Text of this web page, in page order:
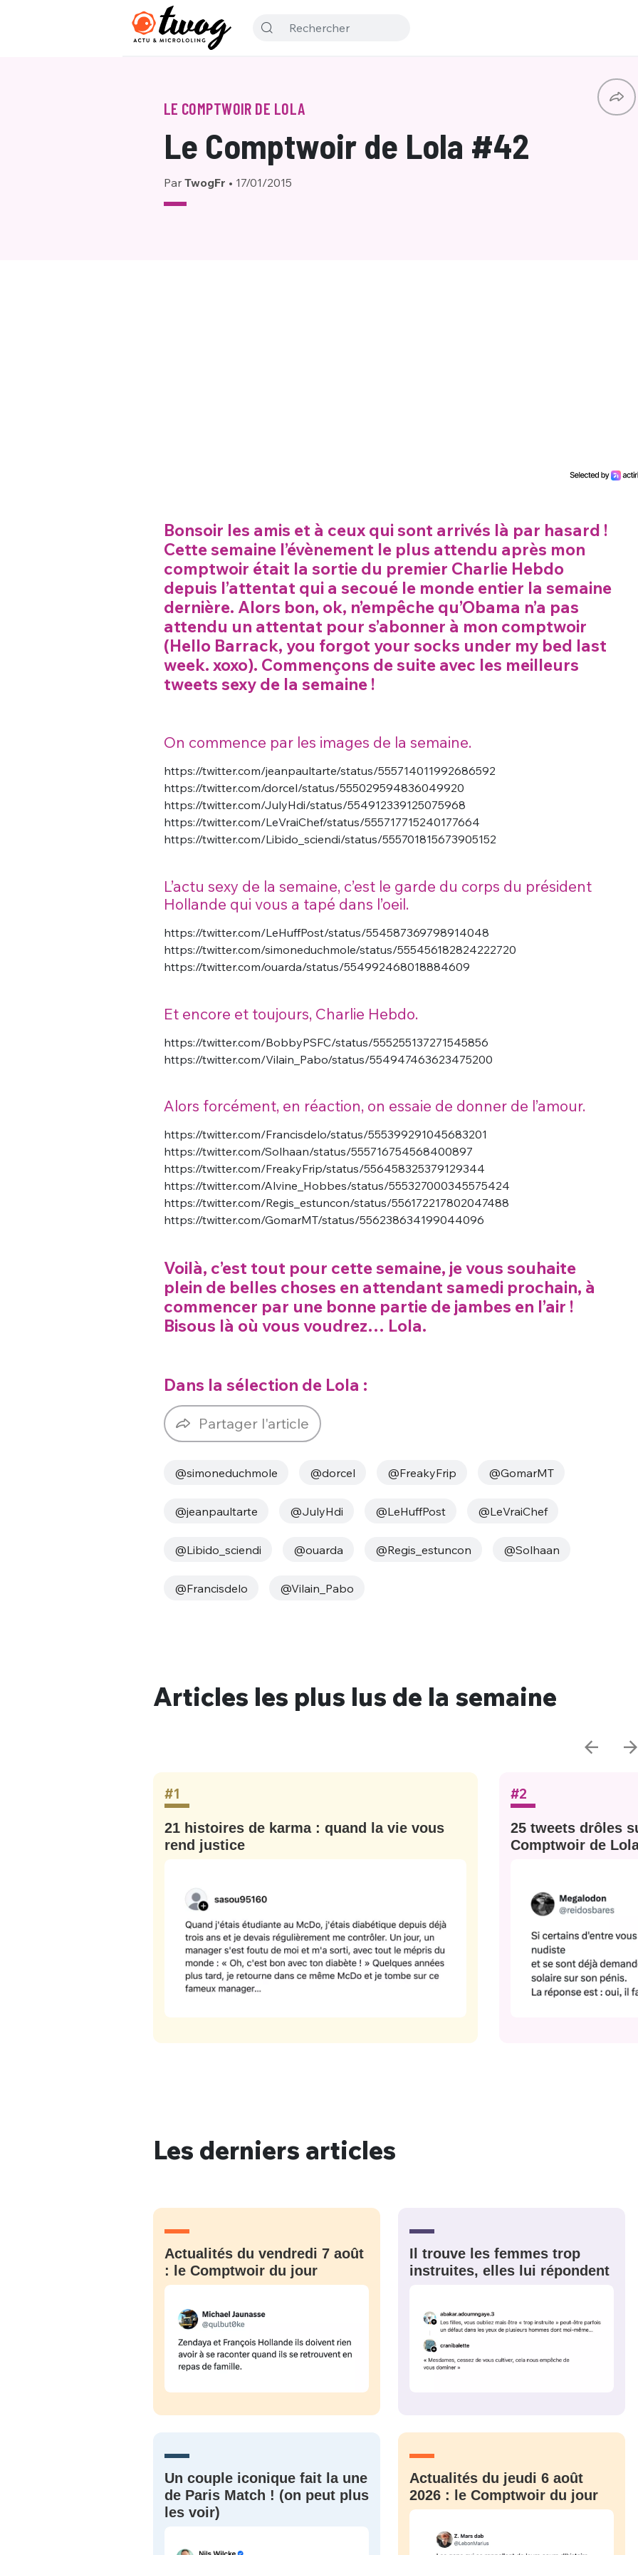
LE COMPTWOIR DE LOLA
Le Comptwoir de Lola #42
Par TwogFr • 17/01/2015
Bonsoir les amis et à ceux qui sont arrivés là par hasard !
Cette semaine l’évènement le plus attendu après mon
comptwoir était la sortie du premier Charlie Hebdo
depuis l’attentat qui a secoué le monde entier la semaine
dernière. Alors bon, ok, n’empêche qu’Obama n’a pas
attendu un attentat pour s’abonner à mon comptwoir
(Hello Barrack, you forgot your socks under my bed last
week. xoxo). Commençons de suite avec les meilleurs
tweets sexy de la semaine !
On commence par les images de la semaine.
https://twitter.com/jeanpaultarte/status/555714011992686592
https://twitter.com/dorcel/status/555029594836049920
https://twitter.com/JulyHdi/status/554912339125075968
https://twitter.com/LeVraiChef/status/555717715240177664
https://twitter.com/Libido_sciendi/status/555701815673905152
L’actu sexy de la semaine, c’est le garde du corps du président
Hollande qui vous a tapé dans l’oeil.
https://twitter.com/LeHuffPost/status/554587369798914048
https://twitter.com/simoneduchmole/status/555456182824222720
https://twitter.com/ouarda/status/554992468018884609
Et encore et toujours, Charlie Hebdo.
https://twitter.com/BobbyPSFC/status/555255137271545856
https://twitter.com/Vilain_Pabo/status/554947463623475200
Alors forcément, en réaction, on essaie de donner de l’amour.
https://twitter.com/Francisdelo/status/555399291045683201
https://twitter.com/Solhaan/status/555716754568400897
https://twitter.com/FreakyFrip/status/556458325379129344
https://twitter.com/Alvine_Hobbes/status/555327000345575424
https://twitter.com/Regis_estuncon/status/556172217802047488
https://twitter.com/GomarMT/status/556238634199044096
Voilà, c’est tout pour cette semaine, je vous souhaite
plein de belles choses en attendant samedi prochain, à
commencer par une bonne partie de jambes en l’air !
Bisous là où vous voudrez… Lola.
Dans la sélection de Lola :
Partager l'article
@simoneduchmole @dorcel @FreakyFrip @GomarMT
@jeanpaultarte @JulyHdi @LeHuffPost @LeVraiChef
@Libido_sciendi @ouarda @Regis_estuncon @Solhaan
@Francisdelo @Vilain_Pabo
Articles les plus lus de la semaine
#1
21 histoires de karma : quand la vie vous
rend justice
#2
25 tweets drôles
Comptwoir de Lola
Les derniers articles
Actualités du vendredi 7 août
: le Comptwoir du jour
Il trouve les femmes trop
instruites, elles lui répondent
Un couple iconique fait la une
de Paris Match ! (on peut plus
les voir)
Actualités du jeudi 6 août
2026 : le Comptwoir du jour
Bienvenue !
EMAIL* MOT DE PASSE
Que souhaitez-vous proposer ?
Quelques
ME CONNECTER